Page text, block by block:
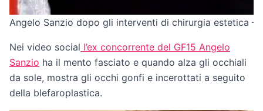
Angelo Sanzio dopo gli interventi di chirurgia estetica –
Nei video social l’ex concorrente del GF15 Angelo
Sanzio ha il mento fasciato e quando alza gli occhiali
da sole, mostra gli occhi gonfi e incerottati a seguito
della blefaroplastica.